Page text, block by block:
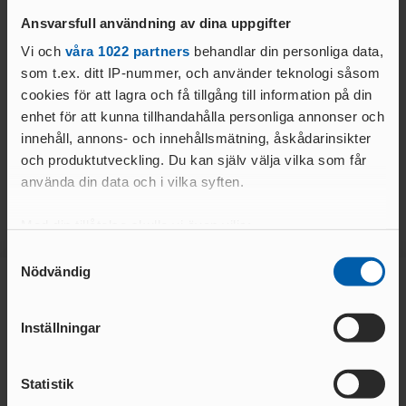
Ansvarsfull användning av dina uppgifter
Vi och våra 1022 partners behandlar din personliga data,
som t.ex. ditt IP-nummer, och använder teknologi såsom
cookies för att lagra och få tillgång till information på din
enhet för att kunna tillhandahålla personliga annonser och
innehåll, annons- och innehållsmätning, åskådarinsikter
och produktutveckling. Du kan själv välja vilka som får
använda din data och i vilka syften.
som kan ha en noggrannhet på upp till flera meter
Ta reda på mer om hur dina personliga uppgifter
Du kan ändra eller dra tillbaka ditt samtycke när som
Nödvändig
Inställningar
Statistik
05 AUG. 2026 | 09:37
JSM22, USM16-17 2026
LÄS MER
02 AUG. 2026 | 09:53
GM Merch
LÄS MER